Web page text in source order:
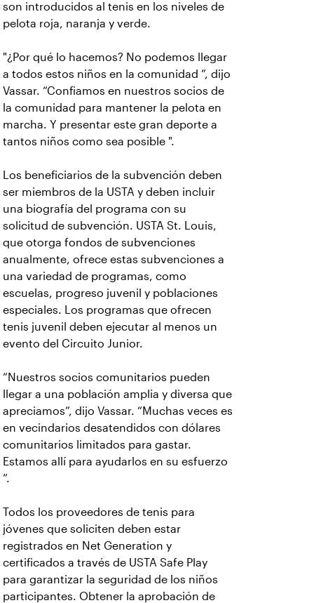
son introducidos al tenis en los niveles de
pelota roja, naranja y verde.
"¿Por qué lo hacemos? No podemos llegar
a todos estos niños en la comunidad ”, dijo
Vassar. “Confiamos en nuestros socios de
la comunidad para mantener la pelota en
marcha. Y presentar este gran deporte a
tantos niños como sea posible ".
Los beneficiarios de la subvención deben
ser miembros de la USTA y deben incluir
una biografía del programa con su
solicitud de subvención. USTA St. Louis,
que otorga fondos de subvenciones
anualmente, ofrece estas subvenciones a
una variedad de programas, como
escuelas, progreso juvenil y poblaciones
especiales. Los programas que ofrecen
tenis juvenil deben ejecutar al menos un
evento del Circuito Junior.
“Nuestros socios comunitarios pueden
llegar a una población amplia y diversa que
apreciamos”, dijo Vassar. “Muchas veces es
en vecindarios desatendidos con dólares
comunitarios limitados para gastar.
Estamos allí para ayudarlos en su esfuerzo
”.
Todos los proveedores de tenis para
jóvenes que soliciten deben estar
registrados en Net Generation y
certificados a través de USTA Safe Play
para garantizar la seguridad de los niños
participantes. Obtener la aprobación de